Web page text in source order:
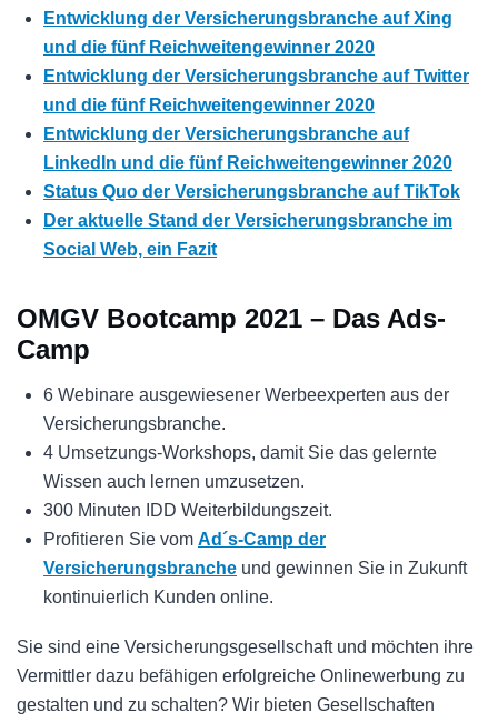
Entwicklung der Versicherungsbranche auf Xing
und die fünf Reichweitengewinner 2020
Entwicklung der Versicherungsbranche auf Twitter
und die fünf Reichweitengewinner 2020
Entwicklung der Versicherungsbranche auf
LinkedIn und die fünf Reichweitengewinner 2020
Status Quo der Versicherungsbranche auf TikTok
Der aktuelle Stand der Versicherungsbranche im
Social Web, ein Fazit
OMGV Bootcamp 2021 – Das Ads-
Camp
6 Webinare ausgewiesener Werbeexperten aus der
Versicherungsbranche.
4 Umsetzungs-Workshops, damit Sie das gelernte
Wissen auch lernen umzusetzen.
300 Minuten IDD Weiterbildungszeit.
Profitieren Sie vom Ad´s-Camp der
Versicherungsbranche und gewinnen Sie in Zukunft
kontinuierlich Kunden online.
Sie sind eine Versicherungsgesellschaft und möchten ihre
Vermittler dazu befähigen erfolgreiche Onlinewerbung zu
gestalten und zu schalten? Wir bieten Gesellschaften